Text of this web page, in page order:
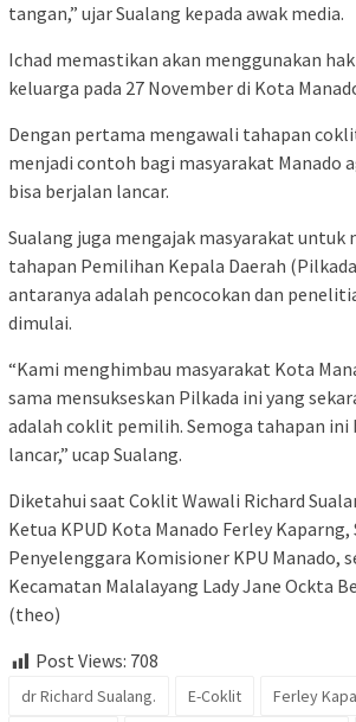
tangan,” ujar Sualang kepada awak media.
Ichad memastikan akan menggunakan
keluarga pada 27 November di Kota
Dengan pertama mengawali tahapan
menjadi contoh bagi masyarakat Manado
bisa berjalan lancar.
Sualang juga mengajak masyarakat untuk
tahapan Pemilihan Kepala Daerah
antaranya adalah pencocokan dan
dimulai.
“Kami menghimbau masyarakat Kota
sama mensukseskan Pilkada ini yang
adalah coklit pemilih. Semoga tahapan ini
lancar,” ucap Sualang.
Diketahui saat Coklit Wawali Richard
Ketua KPUD Kota Manado Ferley Kaparng,
Penyelenggara Komisioner KPU Manado,
Kecamatan Malalayang Lady Jane Ockta
(theo)
Post Views: 708
dr Richard Sualang. E-Coklit Ferley